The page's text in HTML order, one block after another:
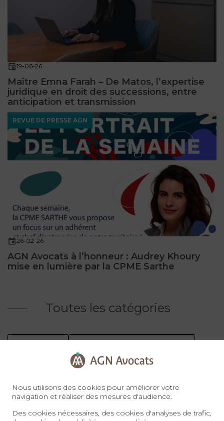
PRÉJUDICE
CORPOREL
DES
ÉTRANGERS
ET
DE
L’IMMIGRATION
DROIT
DE
L’URBANISME
19-06-26
Maître Emna Farah – De Matos, l’expertise
juridique en droit des successions, entre
anticipation et transmission
REVUE DE PRESSE AGN
26-02-26
AGN Avocats à l’honneur : Audrey Khoury
mise en lumière par la CPME Sarthe
Toutes les catégories
Contentieux MSA Droit Administratif et Public
Nous utilisons des cookies pour améliorer votre
navigation et réaliser des mesures d'audience.
Des cookies nécessaires, des cookies d'analyses de trafic,